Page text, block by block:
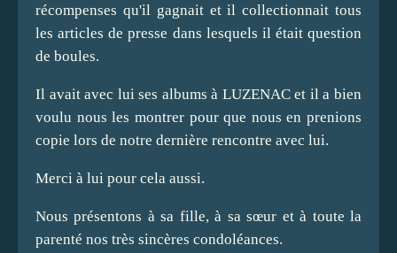
récompenses qu'il gagnait et il collectionnait tous
les articles de presse dans lesquels il était question
de boules.
Il avait avec lui ses albums à LUZENAC et il a bien
voulu nous les montrer pour que nous en prenions
copie lors de notre dernière rencontre avec lui.
Merci à lui pour cela aussi.
Nous présentons à sa fille, à sa sœur et à toute la
parenté nos très sincères condoléances.